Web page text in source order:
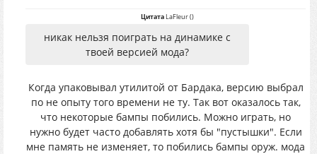
ЦитатаLaFleur()
никак нельзя поиграть на динамике с
твоей версией мода?
Когда упаковывал утилитой от Бардака, версию выбрал
по не опыту того времени не ту. Так вот оказалось так,
что некоторые бампы побились. Можно играть, но
нужно будет часто добавлять хотя бы "пустышки". Если
мне память не изменяет, то побились бампы оруж. мода